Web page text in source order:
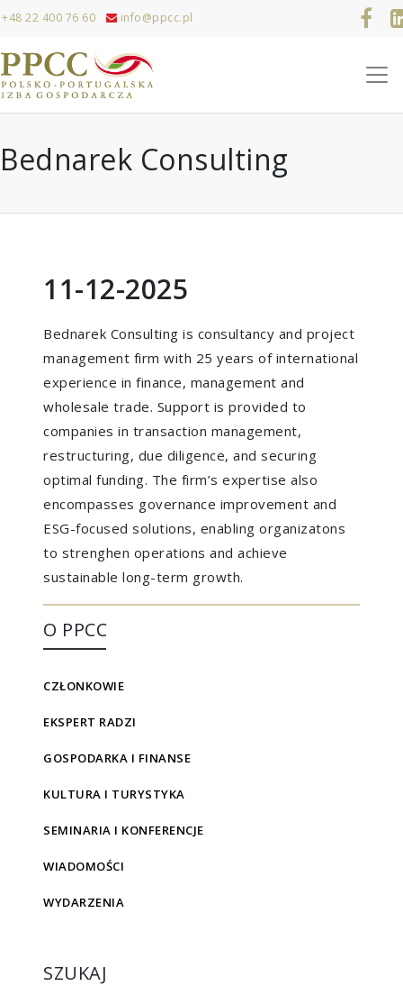
22 400 76 60 info@ppcc.pl
Bednarek Consulting
11-12-2025
Bednarek Consulting is consultancy and project
management firm with 25 years of international
experience in finance, management and
wholesale trade. Support is provided to
companies in transaction management,
restructuring, due diligence, and securing
optimal funding. The firm’s expertise also
encompasses governance improvement and
ESG-focused solutions, enabling organizatons
to strenghen operations and achieve
sustainable long-term growth.
O PPCC
CZŁONKOWIE
EKSPERT RADZI
GOSPODARKA I FINANSE
KULTURA I TURYSTYKA
SEMINARIA I KONFERENCJE
WIADOMOŚCI
WYDARZENIA
SZUKAJ